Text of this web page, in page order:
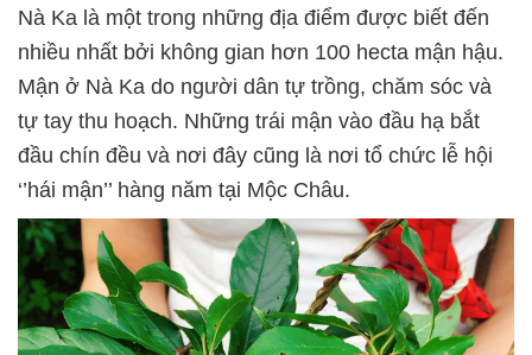
Nà Ka là một trong những địa điểm được biết đến
nhiều nhất bởi không gian hơn 100 hecta mận hậu.
Mận ở Nà Ka do người dân tự trồng, chăm sóc và
tự tay thu hoạch. Những trái mận vào đầu hạ bắt
đầu chín đều và nơi đây cũng là nơi tổ chức lễ hội
‘’hái mận’’ hàng năm tại Mộc Châu.